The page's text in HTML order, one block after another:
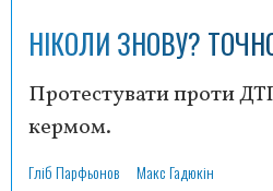
НІКОЛИ ЗНОВУ?
Протестувати проти
кермом.
Гліб Парфьонов Макс Гадюкін